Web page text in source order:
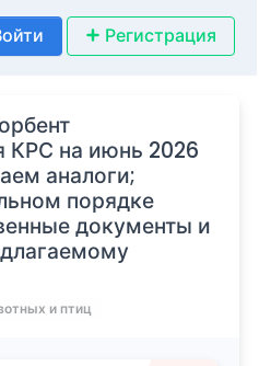
Регистрация
КРС на июнь 2026
аналоги;
порядке
документы и
и птиц